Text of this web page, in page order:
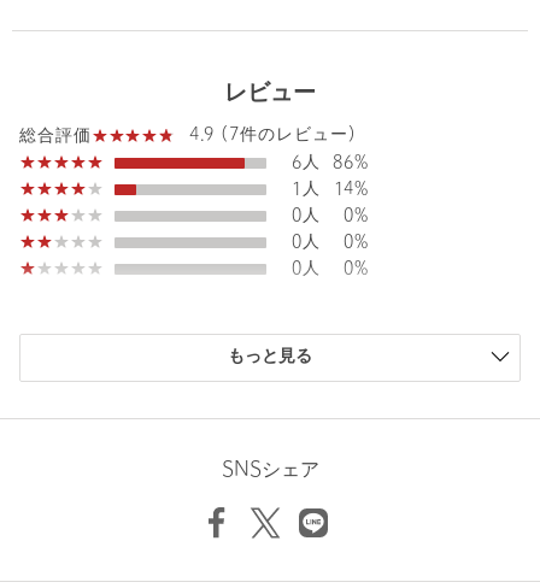
ジャケット / スーツ / セット
アップ
サイズ S(36) M(38)
素材 ポリエステル80％ キュプラ20％
洗濯表示 洗濯機洗い可
原産国 ベトナム製
レビュー
総合評価
4.9 (7件のレビュー)
6人
86%
1人
14%
0人
0%
0人
0%
0人
0%
もっと見る
SNSシェア